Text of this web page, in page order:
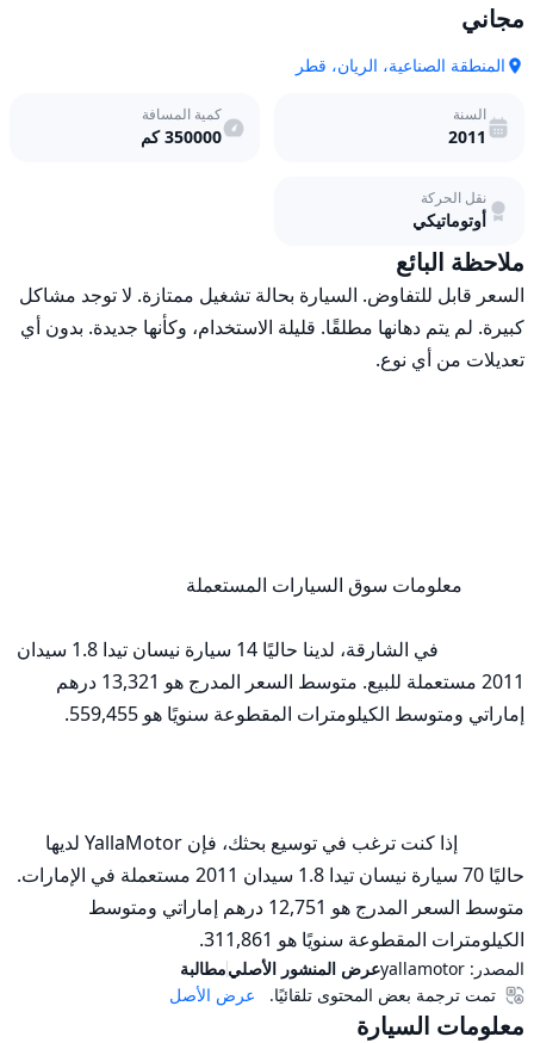
مجاني
المنطقة الصناعية، الريان، قطر
السنة
2011
كمية المسافة
350000كم
نقل الحركة
أوتوماتيكي
ملاحظة البائع
الكيلومترات المقطوعة سنويًا هو 311,861.
المصدر: yallamotorعرض المنشور الأصليمطالبة
عرض الأصل
تمت ترجمة بعض المحتوى تلقائيًا.
معلومات السيارة